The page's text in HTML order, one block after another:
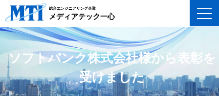
総合エンジニアリング企業
メディアテック一心
ソフトバンク株式会社様から表彰を
受けました